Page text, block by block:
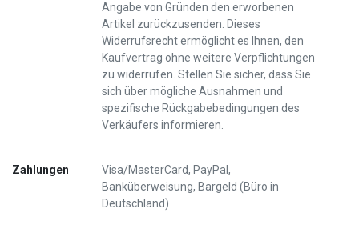
Angabe von Gründen den erworbenen
Artikel zurückzusenden. Dieses
Widerrufsrecht ermöglicht es Ihnen, den
Kaufvertrag ohne weitere Verpflichtungen
zu widerrufen. Stellen Sie sicher, dass Sie
sich über mögliche Ausnahmen und
spezifische Rückgabebedingungen des
Verkäufers informieren.
Zahlungen
Visa/MasterCard, PayPal,
Banküberweisung, Bargeld (Büro in
Deutschland)